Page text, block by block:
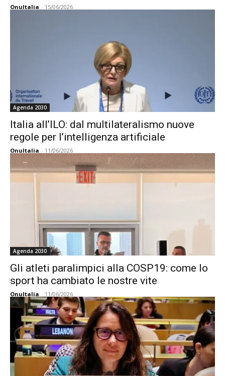
OnuItalia - 15/06/2026
Agenda 2030
Italia all’ILO: dal multilateralismo nuove
regole per l’intelligenza artificiale
OnuItalia - 11/06/2026
Agenda 2030
Gli atleti paralimpici alla COSP19: come lo
sport ha cambiato le nostre vite
OnuItalia - 11/06/2026